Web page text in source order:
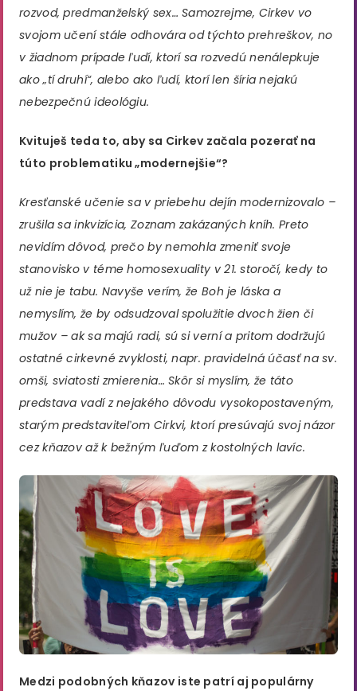
rozvod, predmanželský sex… Samozrejme, Cirkev vo
svojom učení stále odhovára od týchto prehreškov, no
v žiadnom prípade ľudí, ktorí sa rozvedú nenálepkuje
ako „tí druhí“, alebo ako ľudí, ktorí len šíria nejakú
nebezpečnú ideológiu.
Kvituješ teda to, aby sa Cirkev začala pozerať na
túto problematiku „modernejšie“?
Kresťanské učenie sa v priebehu dejín modernizovalo –
zrušila sa inkvizícia, Zoznam zakázaných kníh. Preto
nevidím dôvod, prečo by nemohla zmeniť svoje
stanovisko v téme homosexuality v 21. storočí, kedy to
už nie je tabu. Navyše verím, že Boh je láska a
nemyslím, že by odsudzoval spolužitie dvoch žien či
mužov – ak sa majú radi, sú si verní a pritom dodržujú
ostatné cirkevné zvyklosti, napr. pravidelná účasť na sv.
omši, sviatosti zmierenia… Skôr si myslím, že táto
predstava vadí z nejakého dôvodu vysokopostaveným,
starým predstaviteľom Cirkvi, ktorí presúvajú svoj názor
cez kňazov až k bežným ľuďom z kostolných lavíc.
Medzi podobných kňazov iste patrí aj populárny